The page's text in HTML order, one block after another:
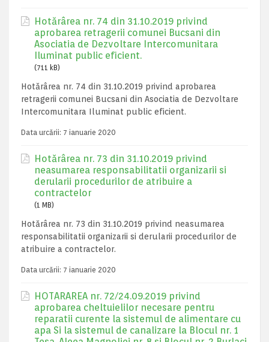
Hotărârea nr. 74 din 31.10.2019 privind
aprobarea retragerii comunei Bucsani din
Asociatia de Dezvoltare Intercomunitara
Iluminat public eficient.
(711 kB)
Hotărârea nr. 74 din 31.10.2019 privind aprobarea
retragerii comunei Bucsani din Asociatia de Dezvoltare
Intercomunitara Iluminat public eficient.
Data urcării: 7 ianuarie 2020
Hotărârea nr. 73 din 31.10.2019 privind
neasumarea responsabilitatii organizarii si
derularii procedurilor de atribuire a
contractelor
(1 MB)
Hotărârea nr. 73 din 31.10.2019 privind neasumarea
responsabilitatii organizarii si derularii procedurilor de
atribuire a contractelor.
Data urcării: 7 ianuarie 2020
HOTARAREA nr. 72/24.09.2019 privind
aprobarea cheltuielilor necesare pentru
reparatii curente la sistemul de alimentare cu
apa Si la sistemul de canalizare la Blocul nr. 1